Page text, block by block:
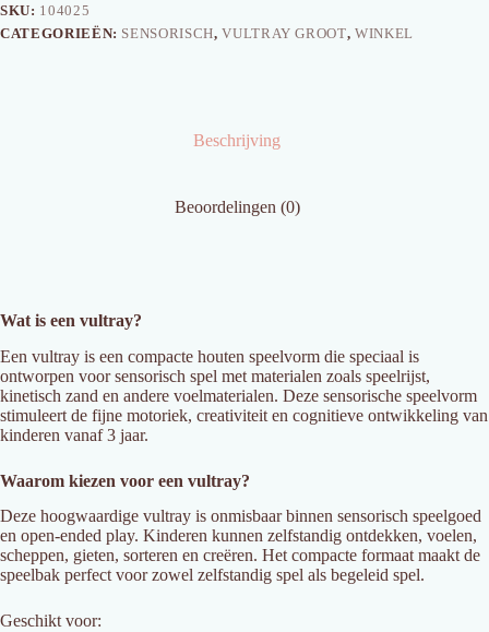
SKU: 104025
CATEGORIEËN: SENSORISCH,VULTRAY GROOT,WINKEL
Beschrijving
Beoordelingen (0)
Wat is een vultray?
Een vultray is een compacte houten speelvorm die speciaal is
ontworpen voor sensorisch spel met materialen zoals speelrijst,
kinetisch zand en andere voelmaterialen. Deze sensorische speelvorm
stimuleert de fijne motoriek, creativiteit en cognitieve ontwikkeling van
kinderen vanaf 3 jaar.
Waarom kiezen voor een vultray?
Deze hoogwaardige vultray is onmisbaar binnen sensorisch speelgoed
en open-ended play. Kinderen kunnen zelfstandig ontdekken, voelen,
scheppen, gieten, sorteren en creëren. Het compacte formaat maakt de
speelbak perfect voor zowel zelfstandig spel als begeleid spel.
Geschikt voor: